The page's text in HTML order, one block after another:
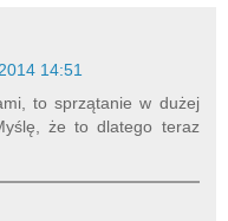
14:51
to sprzątanie w dużej
że to dlatego teraz